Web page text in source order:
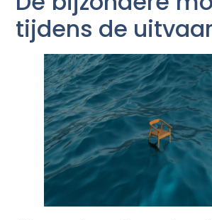
tijdens de